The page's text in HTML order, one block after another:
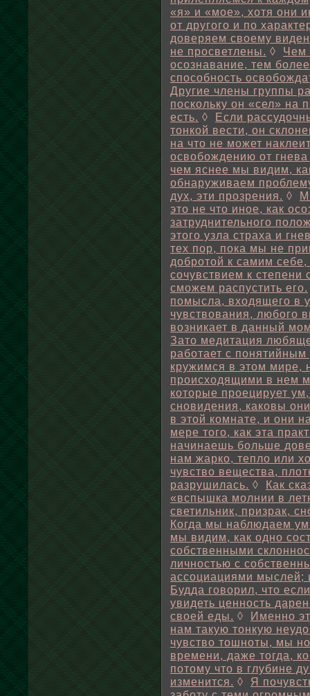
«я» и «мое», хотя они
от другого и по
доверяем своему
не просветлены. ◊ Чем
осознавание, тем
способность
Другие члены группы
поскольку он «сел» на
есть. ◊ Если
тонкой вести, он
на что не может
освобождению от
чем яснее мы видим,
обнаруживаем
дух, эти прозрения. ◊
это не что иное, как
затруднительного
этого узла страха и
тех пор, пока мы не
добротой к самим
сочувствием к степени
сможем распустить его.
помысла, входящего в
чувствования, любого
возникает в данный
Зато медитация
работает с
кружимся в этом мире,
происходящими в нем
которые проецирует
сновидения, каковы
в этой комнате, и они
мере того, как эта
начинаешь больше
нам жарко, тепло или
чувство вещества,
разрушилась. ◊ Как
«вспышка молнии в
светильник, призрак,
Когда мы наблюдаем
мы видим, как одно
собственными
личностью с
ассоциациями мыслей;
Будда говорил, что
увидеть ценность
своей еды. ◊ Именно
нам такую тонкую
чувство тошноты, мы
времени, даже тогда,
потому что в глубине
изменится. ◊ Я